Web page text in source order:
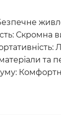
Скромна
матеріали та